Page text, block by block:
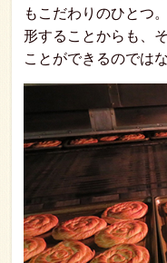
もこだわりのひとつ
形することからも、
ことができるのでは